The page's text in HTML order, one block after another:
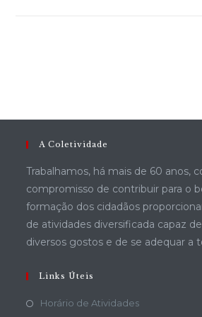
A Coletividade
Trabalhamos, há mais de 60 anos,
compromisso de contribuir para o
formação dos cidadãos
de atividades diversificada capaz
diversos gostos e de se adequar a
Links Úteis
Horário de Atividades